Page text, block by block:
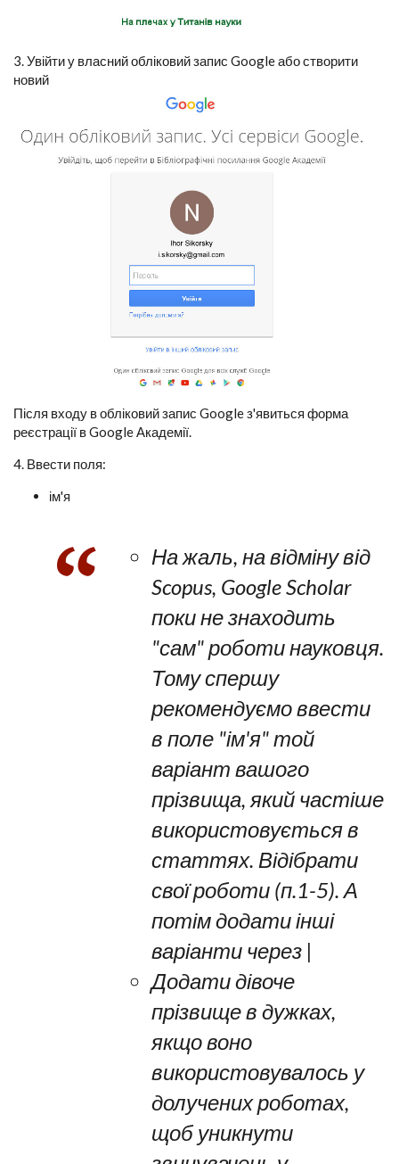
3. Увійти у власний обліковий запис Google або створити
новий
Після входу в обліковий запис Google з'явиться форма
реєстрації в Google Академії.
4. Ввести поля:
ім'я
На жаль, на відміну від
Scopus, Google Scholar
поки не знаходить
"сам" роботи науковця.
Тому спершу
рекомендуємо ввести
в поле "ім'я" той
варіант вашого
прізвища, який частіше
використовується в
статтях. Відібрати
свої роботи (п.1-5). А
потім додати інші
варіанти через |
Додати дівоче
прізвище в дужках,
якщо воно
використовувалось у
долучених роботах,
щоб уникнути